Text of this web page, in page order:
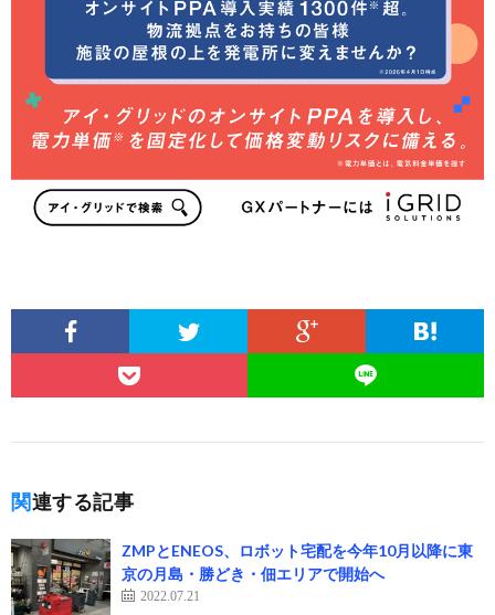
関連する記事
ZMPとENEOS、ロボット宅配を今年10月以降に東
京の月島・勝どき・佃エリアで開始へ
2022.07.21